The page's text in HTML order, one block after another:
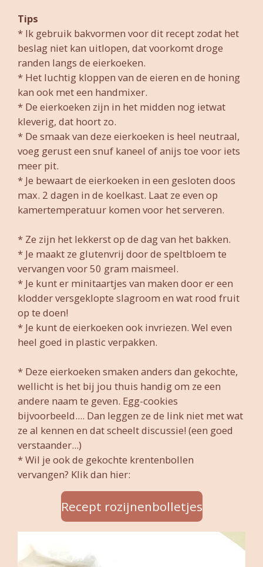
Tips
* Ik gebruik bakvormen voor dit recept zodat het
beslag niet kan uitlopen, dat voorkomt droge
randen langs de eierkoeken.
* Het luchtig kloppen van de eieren en de honing
kan ook met een handmixer.
* De eierkoeken zijn in het midden nog ietwat
kleverig, dat hoort zo.
* De smaak van deze eierkoeken is heel neutraal,
voeg gerust een snuf kaneel of anijs toe voor iets
meer pit.
* Je bewaart de eierkoeken in een gesloten doos
max. 2 dagen in de koelkast. Laat ze even op
kamertemperatuur komen voor het serveren.
* Ze zijn het lekkerst op de dag van het bakken.
* Je maakt ze glutenvrij door de speltbloem te
vervangen voor 50 gram maismeel.
* Je kunt er minitaartjes van maken door er een
klodder versgeklopte slagroom en wat rood fruit
op te doen!
* Je kunt de eierkoeken ook invriezen. Wel even
heel goed in plastic verpakken.
* Deze eierkoeken smaken anders dan gekochte,
wellicht is het bij jou thuis handig om ze een
andere naam te geven. Egg-cookies
bijvoorbeeld.... Dan leggen ze de link niet met wat
ze al kennen en dat scheelt discussie! (een goed
verstaander...)
* Wil je ook de gekochte krentenbollen
vervangen? Klik dan hier:
Recept rozijnenbolletjes